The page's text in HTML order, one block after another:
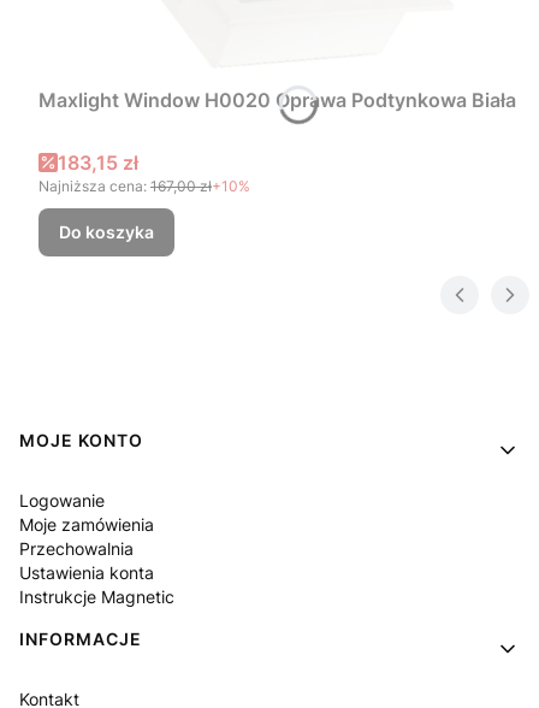
Maxlight Window H0020 Oprawa Podtynkowa Biała
Cena promocyjna
183,15 zł
Najniższa cena: 167,00 zł+10%
Do koszyka
Linki w stopce
MOJE KONTO
Logowanie
Moje zamówienia
Przechowalnia
Ustawienia konta
Instrukcje Magnetic
INFORMACJE
Kontakt